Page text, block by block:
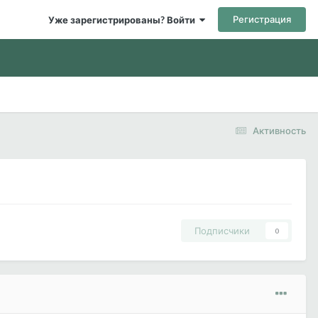
Уже зарегистрированы? Войти Регистрация
Активность
Подписчики 0